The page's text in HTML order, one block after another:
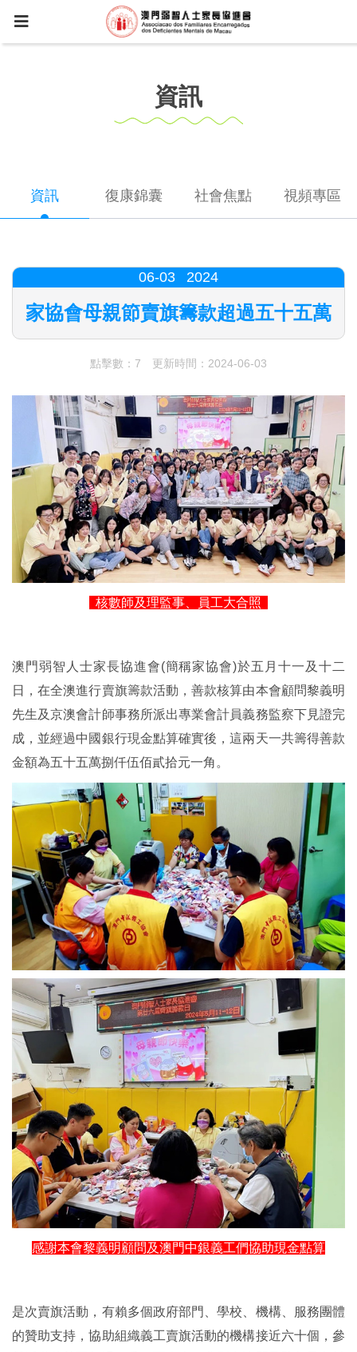
資訊
資訊 復康錦囊 社會焦點 視頻專區
06-03 2024
家協會母親節賣旗籌款超過五十五萬
點擊數：7 更新時間：2024-06-03
核數師及理監事、員工大合照
澳門弱智人士家長協進會(簡稱家協會)於五月十一及十二
日，在全澳進行賣旗籌款活動，善款核算由本會顧問黎義明
先生及京澳會計師事務所派出專業會計員義務監察下見證完
成，並經過中國銀行現金點算確實後，這兩天一共籌得善款
金額為五十五萬捌仟伍佰貳拾元一角。
感謝本會黎義明顧問及澳門中銀義工們協助現金點算
是次賣旗活動，有賴多個政府部門、學校、機構、服務團體
的贊助支持，協助組織義工賣旗活動的機構接近六十個，參